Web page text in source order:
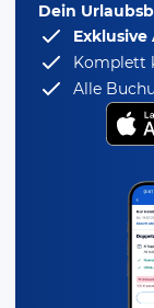
Dein
Komplett
Alle